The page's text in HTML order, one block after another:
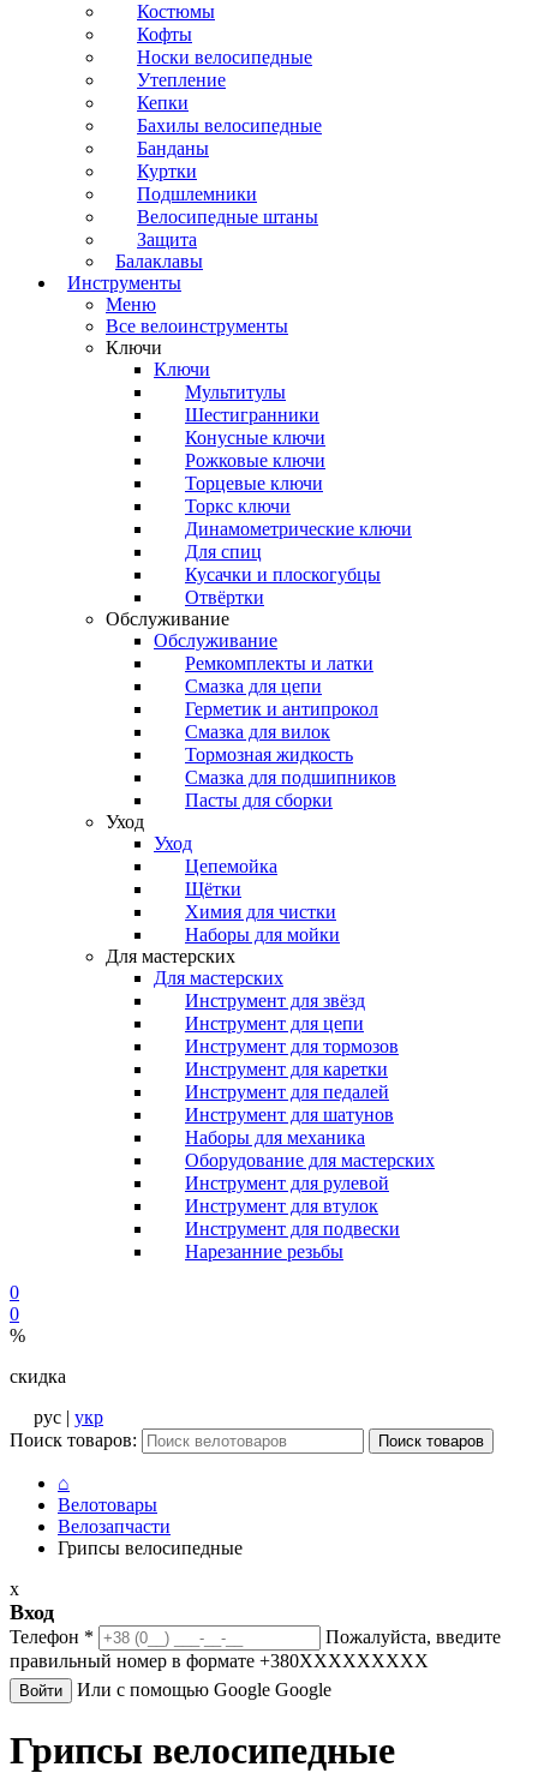
Костюмы
Кофты
Носки велосипедные
Утепление
Кепки
Бахилы велосипедные
Банданы
Куртки
Подшлемники
Велосипедные штаны
Защита
Балаклавы
Инструменты
Меню
Все велоинструменты
Ключи
Ключи
Мультитулы
Шестигранники
Конусные ключи
Рожковые ключи
Торцевые ключи
Торкс ключи
Динамометрические ключи
Для спиц
Кусачки и плоскогубцы
Отвёртки
Обслуживание
Обслуживание
Ремкомплекты и латки
Смазка для цепи
Герметик и антипрокол
Смазка для вилок
Тормозная жидкость
Смазка для подшипников
Пасты для сборки
Уход
Уход
Цепемойка
Щётки
Химия для чистки
Наборы для мойки
Для мастерских
Для мастерских
Инструмент для звёзд
Инструмент для цепи
Инструмент для тормозов
Инструмент для каретки
Инструмент для педалей
Инструмент для шатунов
Наборы для механика
Оборудование для мастерских
Инструмент для рулевой
Инструмент для втулок
Инструмент для подвески
Нарезанние резьбы
0
0
%
скидка
рус | укр
Поиск товаров:
Поиск товаров
⌂
Велотовары
Велозапчасти
Грипсы велосипедные
x
Вход
Телефон *
Пожалуйста, введите
правильный номер в формате +380XXXXXXXXX
Войти Или с помощью Google Google
Грипсы велосипедные